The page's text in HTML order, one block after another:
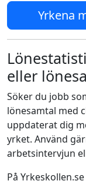
Yrkena
eller
Söker du jobb
lönesamtal med
uppdaterat dig
yrket. Använd
arbetsintervjun
På